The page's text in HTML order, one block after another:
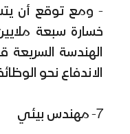
- ومع توقع أن
خسارة سبعة
الهندسة
الاندفاع نحو
7- مهندس بيئي